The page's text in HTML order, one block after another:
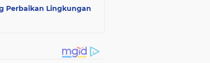
Perbaikan Lingkungan